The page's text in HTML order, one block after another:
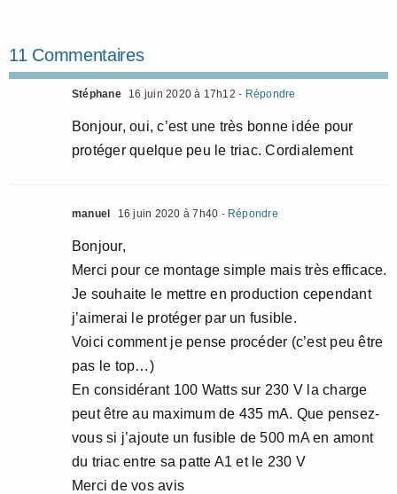
11 Commentaires
Stéphane 16 juin 2020 à 17h12 - Répondre
Bonjour, oui, c’est une très bonne idée pour
protéger quelque peu le triac. Cordialement
manuel 16 juin 2020 à 7h40 - Répondre
Bonjour,
Merci pour ce montage simple mais très efficace.
Je souhaite le mettre en production cependant
j’aimerai le protéger par un fusible.
Voici comment je pense procéder (c’est peu être
pas le top…)
En considérant 100 Watts sur 230 V la charge
peut être au maximum de 435 mA. Que pensez-
vous si j’ajoute un fusible de 500 mA en amont
du triac entre sa patte A1 et le 230 V
Merci de vos avis